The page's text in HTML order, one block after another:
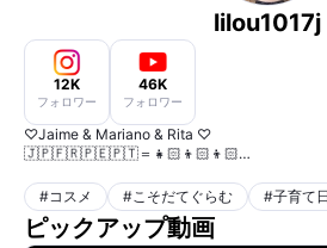
lilou1017j
12K
フォロワー
46K
フォロワー
♡Jaime & Mariano & Rita ♡
🇯🇵🇫🇷🇵🇪🇵🇹＝👧🏻👦🏻👦🏻
#コスメ #こそだてぐらむ #子育て
ピックアップ動画